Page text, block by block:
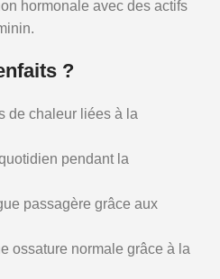
hormonale avec des actifs
?
de chaleur liées à la
pendant la
passagère grâce aux
ossature normale grâce à la